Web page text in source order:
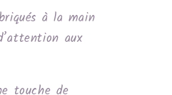
à la main
aux